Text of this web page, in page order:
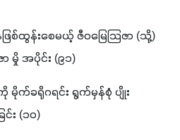
ဖြစ်ထွန်းစေမယ့် ဇီဝမြေသြဇာ (သို့)
အပိုင်း (၉၁)
ကို မိုက်ခရိုဂရင်း ရွက်မှန်စုံ ပျိုး
င်း (၁ဝ)